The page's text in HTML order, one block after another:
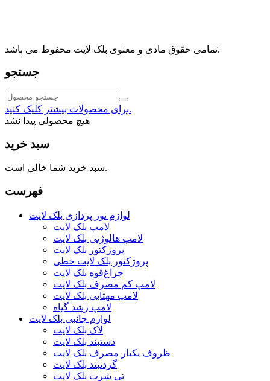
تمامی حقوق مادی و معنوی بلک لایت محفوظ می باشد.
جستجو
برای محصولات بیشتر کلیک کنید.
هیچ محصولی پیدا نشد
سبد خرید
سبد خرید شما خالی است.
فهرست
لوازم نور پردازی بلک لایت
لامپ بلک لایت
لامپ هالوژنی بلک لایت
پروژکتور بلک لایت
پروژکتور بلک لایت خطی
چراغ‌قوه بلک لایت
لامپ کم مصرف بلک لایت
لامپ مهتابی بلک لایت
لامپ رشد گیاه
لوازم جانبی بلک لایت
لاک بلک لایت
دستبند بلک لایت
ظروف یکبار مصرف بلک لایت
گردنبند بلک لایت
تی شرت بلک لایت